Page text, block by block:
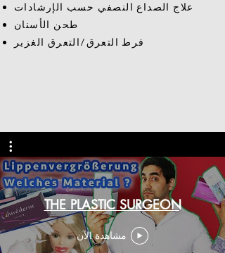
علاج الصداع النصفي حسب الإرشادات
فرط التعرق/التعرق الغزير
THE PLASTIC SURGEON
مشاهدة الآن